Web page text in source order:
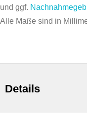
und ggf.
Alle Maße sind in
Details